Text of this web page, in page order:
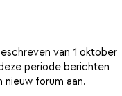
van 1 oktober
periode berichten
forum aan.